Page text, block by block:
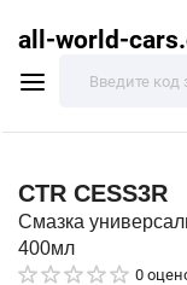
all-world-
CTR CESS3R
Смазка
400мл
0